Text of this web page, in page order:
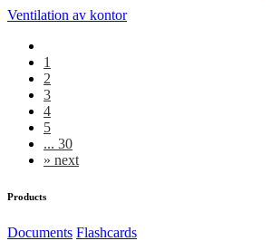
Ventilation av kontor
1
2
3
4
5
... 30
» next
Products
Documents Flashcards